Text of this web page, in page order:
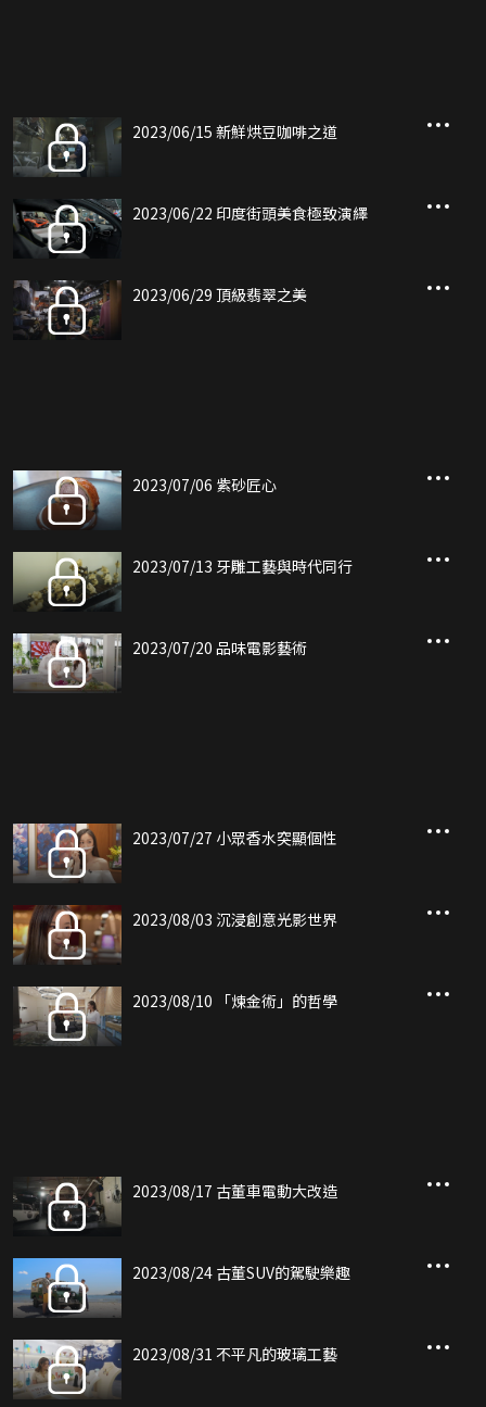
2023/06/15 新鮮烘豆咖啡之道
2023/06/22 印度街頭美食極致演繹
2023/06/29 頂級翡翠之美
2023/07/06 紫砂匠心
2023/07/13 牙雕工藝與時代同行
2023/07/20 品味電影藝術
2023/07/27 小眾香水突顯個性
2023/08/03 沉浸創意光影世界
2023/08/10 「煉金術」的哲學
2023/08/17 古董車電動大改造
2023/08/24 古董SUV的駕駛樂趣
2023/08/31 不平凡的玻璃工藝